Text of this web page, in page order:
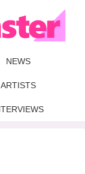
NEWS
ARTISTS